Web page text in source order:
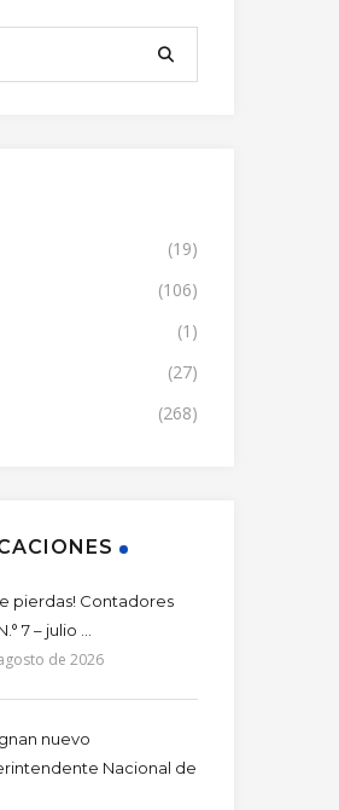
(19)
(106)
(1)
(27)
(268)
pierdas! Contadores
7 – julio ...
de 2026
nuevo
Nacional de